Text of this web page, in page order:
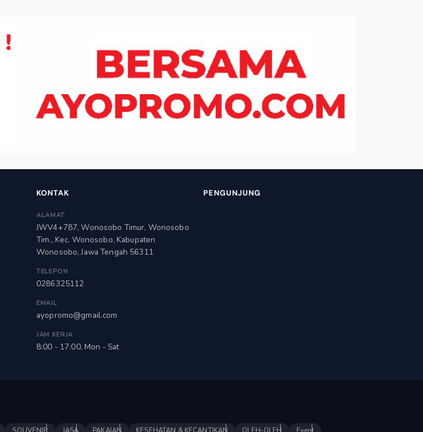
KONTAK
ALAMAT
JWV4+787, Wonosobo Timur, Wonosobo
Tim., Kec. Wonosobo, Kabupaten
Wonosobo, Jawa Tengah 56311
TELEPON
0286325112
EMAIL
ayopromo@gmail.com
JAM KERJA
8:00 - 17:00, Mon - Sat
PENGUNJUNG
SOUVENIR JASA PAKAIAN KESEHATAN & KECANTIKAN OLEH-OLEH Event